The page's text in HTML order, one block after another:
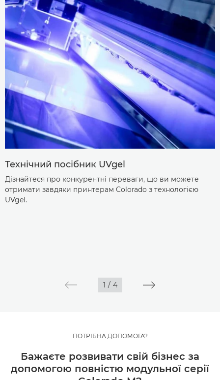
Технічний посібник UVgel
Дізнайтеся про конкурентні переваги, що ви можете
отримати завдяки принтерам Colorado з технологією
UVgel.
1 / 4
ПОТРІБНА ДОПОМОГА?
Бажаєте розвивати свій бізнес за
допомогою повністю модульної серії